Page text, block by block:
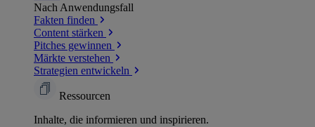
Nach Anwendungsfall
Fakten finden
Content stärken
Pitches gewinnen
Märkte verstehen
Strategien entwickeln
Ressourcen
Inhalte, die informieren und inspirieren.